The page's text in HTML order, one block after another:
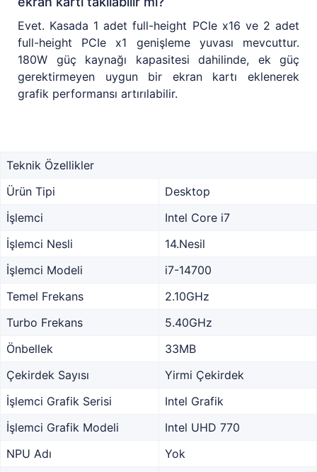
Evet. Kasada 1 adet full-height PCIe x16 ve 2 adet
full-height PCIe x1 genişleme yuvası mevcuttur.
180W güç kaynağı kapasitesi dahilinde, ek güç
gerektirmeyen uygun bir ekran kartı eklenerek
grafik performansı artırılabilir.
Teknik Özellikler
Ürün Tipi
Desktop
İşlemci
Intel Core i7
İşlemci Nesli
14.Nesil
İşlemci Modeli
i7-14700
Temel Frekans
2.10GHz
Turbo Frekans
5.40GHz
Önbellek
33MB
Çekirdek Sayısı
Yirmi Çekirdek
İşlemci Grafik Serisi
Intel Grafik
İşlemci Grafik Modeli
Intel UHD 770
NPU Adı
Yok